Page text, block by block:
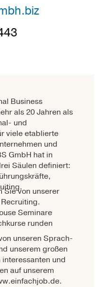
Business
als 20 Jahren als
und
viele etablierte
und
GmbH hat in
Säulen definiert:
Sie von unserer
Seminare
runden
unseren Sprach-
unserem großen
und
auf unserem